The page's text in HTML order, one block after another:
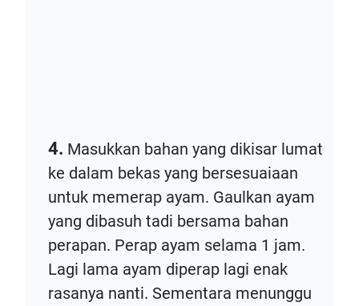
4. Masukkan bahan yang dikisar lumat
ke dalam bekas yang bersesuaiaan
untuk memerap ayam. Gaulkan ayam
yang dibasuh tadi bersama bahan
perapan. Perap ayam selama 1 jam.
Lagi lama ayam diperap lagi enak
rasanya nanti. Sementara menunggu